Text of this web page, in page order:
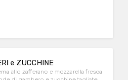
e ZUCCHINE
allo zafferano e mozzarella fresca